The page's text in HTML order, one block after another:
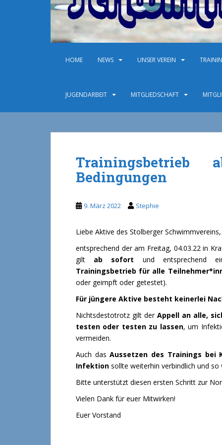
HOME NEWS UNSER VEREIN
JUGENDARBEIT MITGLIEDSCHAFT
Bedingungen
9. März 2022 Stephie
Liebe Aktive des Stolberger Schwimmvereins,
entsprechend der am Freitag, 04.03.22 in
gilt ab sofort und entsprechend
Trainingsbetrieb für alle
oder geimpft oder getestet).
Für jüngere Aktive besteht keinerlei
Nichtsdestotrotz gilt der Appell an alle,
testen oder testen zu lassen, um
vermeiden.
Auch dasAussetzen des Trainings bei
Infektion sollte weiterhin verbindlich und
Bitte unterstützt diesen ersten Schritt zur
Vielen Dank für euer Mitwirken!
Euer Vorstand